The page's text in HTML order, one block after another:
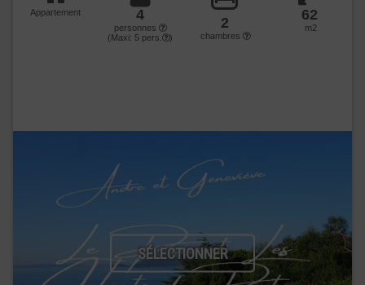
Appartement 4
personnes
(Maxi: 5 pers. )
2
chambres
62
m2
SÉLECTIONNER